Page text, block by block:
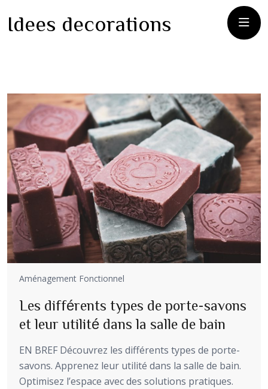
Idees decorations
Aménagement Fonctionnel
Les différents types de porte-savons
et leur utilité dans la salle de bain
EN BREF Découvrez les différents types de porte-
savons. Apprenez leur utilité dans la salle de bain.
Optimisez l’espace avec des solutions pratiques.